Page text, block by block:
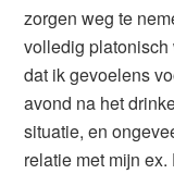
zorgen weg te
volledig platonisch
dat ik gevoelens
avond na het
situatie, en
relatie met mijn